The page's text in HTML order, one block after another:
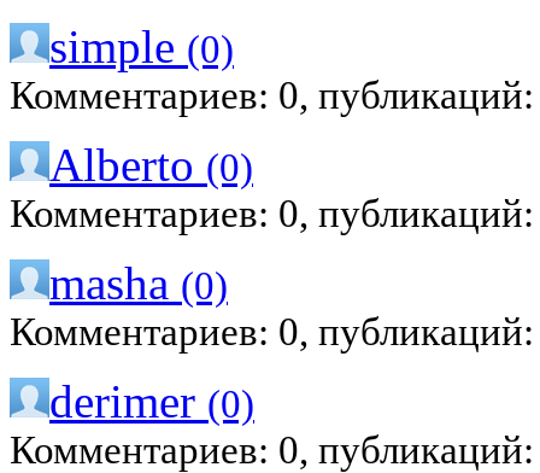
simple (0)
Комментариев: 0,
Alberto (0)
Комментариев: 0,
masha (0)
Комментариев: 0,
derimer (0)
Комментариев: 0,